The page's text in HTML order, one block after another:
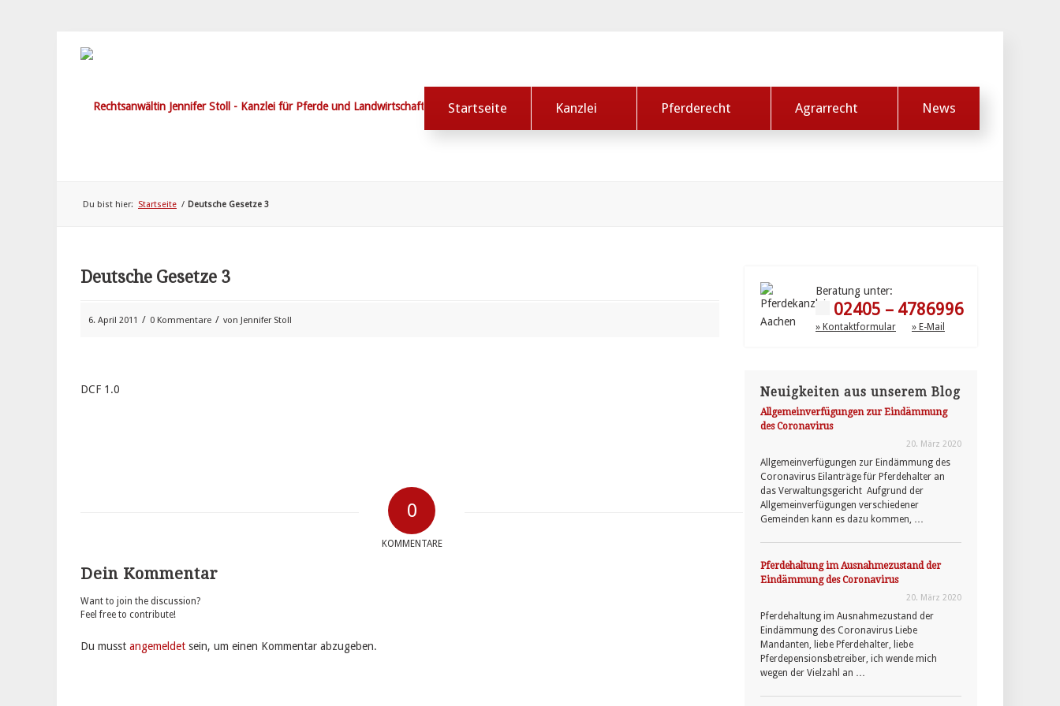
Startseite Kanzlei Pferderecht Agrarrecht News
Du bist hier: Startseite / Deutsche Gesetze 3
Deutsche Gesetze 3
6. April 2011 / 0 Kommentare / von Jennifer Stoll
DCF 1.0
0
KOMMENTARE
Dein Kommentar
Want to join the discussion?
Feel free to contribute!
Du musst angemeldet sein, um einen Kommentar abzugeben.
Beratung unter:
02405 – 4786996
» Kontaktformular » E-Mail
Neuigkeiten aus unserem Blog
Allgemeinverfügungen zur Eindämmung
des Coronavirus
20. März 2020
Allgemeinverfügungen zur Eindämmung des
Coronavirus Eilanträge für Pferdehalter an
das Verwaltungsgericht Aufgrund der
Allgemeinverfügungen verschiedener
Gemeinden kann es dazu kommen, …
Pferdehaltung im Ausnahmezustand der
Eindämmung des Coronavirus
20. März 2020
Pferdehaltung im Ausnahmezustand der
Eindämmung des Coronavirus Liebe
Mandanten, liebe Pferdehalter, liebe
Pferdepensionsbetreiber, ich wende mich
wegen der Vielzahl an …